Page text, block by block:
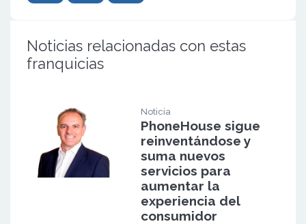
Noticias relacionadas con estas
franquicias
Noticia
PhoneHouse sigue
reinventándose y
suma nuevos
servicios para
aumentar la
experiencia del
consumidor